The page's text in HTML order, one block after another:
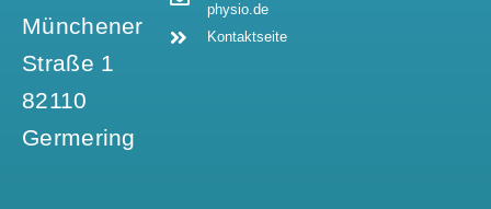
Münchener
Straße 1
82110
Germering​
physio.de
Kontaktseite